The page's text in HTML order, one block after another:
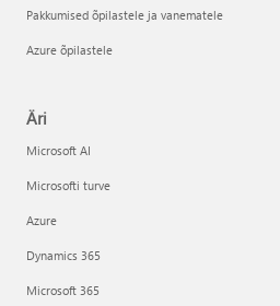
Pakkumised õpilastele ja vanematele
Azure õpilastele
Äri
Microsoft AI
Microsofti turve
Azure
Dynamics 365
Microsoft 365